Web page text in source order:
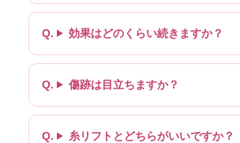
効果はどのくらい続きますか？
傷跡は目立ちますか？
糸リフトとどちらがいいですか？